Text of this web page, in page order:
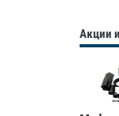
Акции